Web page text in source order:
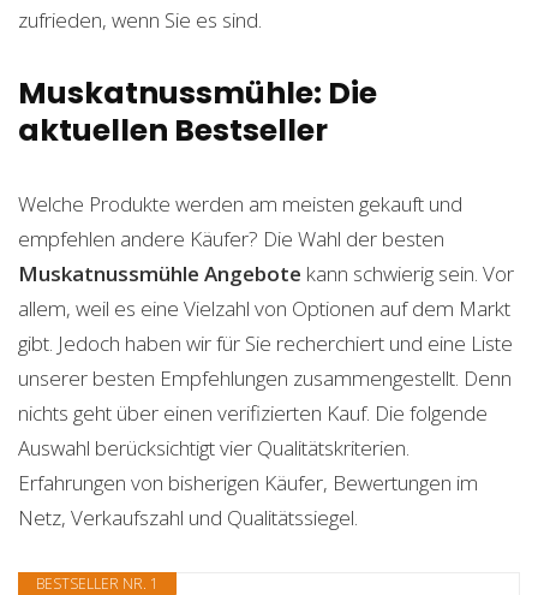
zufrieden, wenn Sie es sind.
Muskatnussmühle: Die
aktuellen Bestseller
Welche Produkte werden am meisten gekauft und
empfehlen andere Käufer? Die Wahl der besten
Muskatnussmühle Angebote kann schwierig sein. Vor
allem, weil es eine Vielzahl von Optionen auf dem Markt
gibt. Jedoch haben wir für Sie recherchiert und eine Liste
unserer besten Empfehlungen zusammengestellt. Denn
nichts geht über einen verifizierten Kauf. Die folgende
Auswahl berücksichtigt vier Qualitätskriterien.
Erfahrungen von bisherigen Käufer, Bewertungen im
Netz, Verkaufszahl und Qualitätssiegel.
BESTSELLER NR. 1